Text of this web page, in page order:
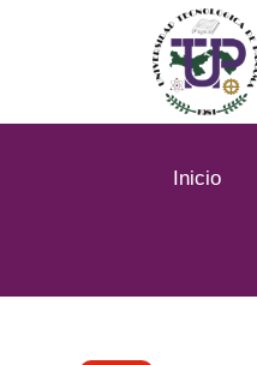
Inicio